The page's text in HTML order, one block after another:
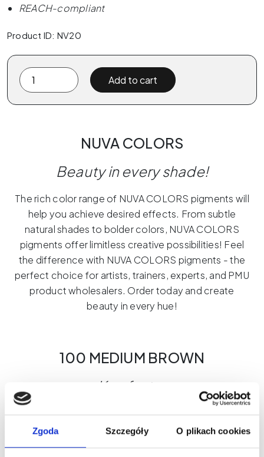
Zgoda Szczegóły O plikach cookies
REACH-compliant
Product ID: NV20
Nuva
Colors
-
Add to cart
NUVA COLORS
Beauty in every shade!
The rich color range of NUVA COLORS pigments will
help you achieve desired effects. From subtle
natural shades to bolder colors, NUVA COLORS
pigments offer limitless creative possibilities! Feel
the difference with NUVA COLORS pigments - the
perfect choice for artists, trainers, experts, and PMU
product wholesalers. Order today and create
beauty in every hue!
100 MEDIUM BROWN
Key facts: